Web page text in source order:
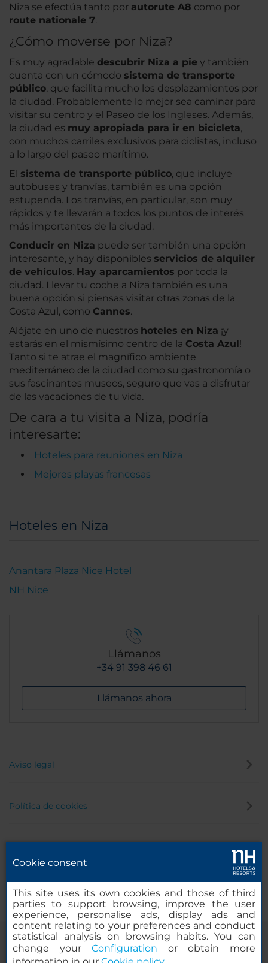
Niza se efectúa tanto por autorute A8 como por
route nationale 7.
¿Cómo moverse por Niza?
Es muy agradable descubrir Niza a pie y también
cuenta con un cómodo sistema de transporte
público, que facilita mucho los desplazamientos por
la ciudad. Probablemente lo mejor sea caminar para
visitar su centro y el Paseo de los Ingleses. Además,
la ciudad es muy apropiada para ir en bicicleta,
con muchos carriles exclusivos para ciclistas, incluso
a lo largo del paseo marítimo.
El sistema de transporte público, que incluye
autobuses y tranvías, también es una opción
estupenda. Los tranvías, en particular, son muy
rápidos y te llevarán a todos los puntos de interés
más importantes de la ciudad.
Conducir en Niza puede ser también una opción
interesante, y hay disponibles servicios de alquiler
de vehículos. Hay aparcamientos por toda la
ciudad. Llevar tu coche a Niza también es una
buena opción si piensas visitar otras zonas de la
Costa Azul, como Cannes.
Alójate en uno de nuestros hoteles en Niza ¡y
estarás en el mismísimo centro de la Costa Azul!
Tanto si te atrae el magnífico ambiente
mediterráneo de la ciudad como su gastronomía o
sus fascinantes museos, seguro que vas a disfrutar
de las vacaciones de tu vida.
De cara a tu visita a Niza, podría
interesarte:
Hoteles para reuniones en Niza
Mejores playas francesas
Hoteles en Niza
Anantara Plaza Nice Hotel
NH Nice
Llámanos
+34 91 398 46 61
Llámanos ahora
Aviso legal
Política de cookies
Canal de denuncias
Cookie consent
This site uses its own cookies and those of third
parties to support browsing, improve the user
experience, personalise ads, display ads and
content relating to your preferences and conduct
statistical analysis on browsing habits. You can
change yourConfiguration or obtain more